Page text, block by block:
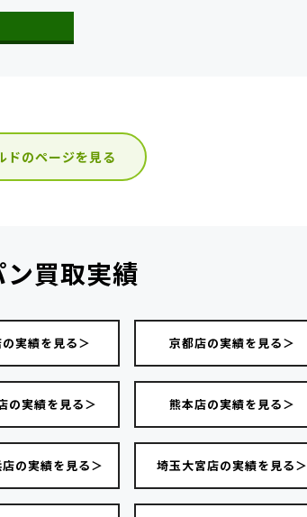
ドのページを見る
買取実績
実績を見る＞ 京都店の実績を見る＞
の実績を見る＞ 熊本店の実績を見る＞
の実績を見る＞ 埼玉大宮店の実績を見る＞